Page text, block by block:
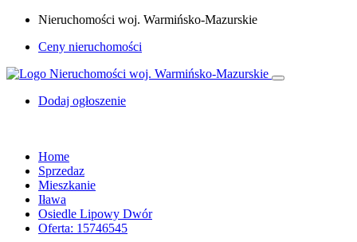
Nieruchomości woj. Warmińsko-Mazurskie
Ceny nieruchomości
Dodaj ogłoszenie
Home
Sprzedaz
Mieszkanie
Iława
Osiedle Lipowy Dwór
Oferta: 15746545